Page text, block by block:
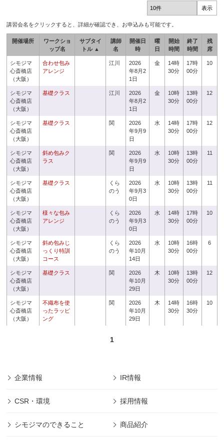
講習会名をクリックすると、詳細が確認でき、お申込みも可能です。
開催場所
ワークショ
ップ名
サブタイ
トル ▲
講師
名
開催日
時
曜
日
開始
時間
終了
時間
残
席
シモジマ
心斎橋店
（大阪）
合わせ包み
アレンジ
江川
2026
年8月2
1日
金
14時
30分
17時
00分
10
シモジマ
心斎橋店
（大阪）
基礎クラス 江川
2026
年8月2
1日
金
10時
30分
13時
00分
12
シモジマ
心斎橋店
（大阪）
基礎クラス 関
2026
年9月9
日
水
14時
30分
17時
00分
12
シモジマ
心斎橋店
（大阪）
斜め包みク
ラス
関
2026
年9月9
日
水
10時
30分
13時
00分
11
シモジマ
心斎橋店
（大阪）
基礎クラス
くら
のう
2026
年9月3
0日
水
10時
30分
13時
00分
11
シモジマ
心斎橋店
（大阪）
様々な包み
アレンジ
くら
のう
2026
年9月3
0日
水
14時
30分
17時
00分
10
シモジマ
心斎橋店
（大阪）
斜め包みじ
っくり特訓
コース
くら
のう
2026
年10月
14日
水
10時
30分
16時
00分
6
シモジマ
心斎橋店
（大阪）
基礎クラス 関
2026
年10月
29日
木
10時
30分
13時
00分
12
シモジマ
心斎橋店
（大阪）
不織布を使
ったラッピ
ング
関
2026
年10月
29日
木
14時
30分
16時
30分
10
1
企業情報 IR情報
CSR・環境 採用情報
シモジマのできること 商品紹介